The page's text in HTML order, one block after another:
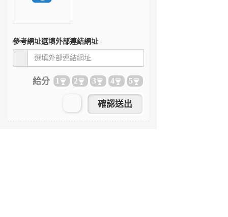
參考網址選填外部連結網址
給分 1 2 3 4 5